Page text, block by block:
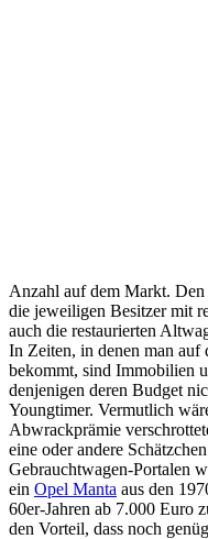
Anzahl auf dem Markt. Den
die jeweiligen Besitzer mit
auch die restaurierten
In Zeiten, in denen man auf
bekommt, sind Immobilien
denjenigen deren Budget
Youngtimer. Vermutlich
Abwrackprämie
eine oder andere
Gebrauchtwagen-Portalen
ein Opel Manta aus den
60er-Jahren ab 7.000 Euro
den Vorteil, dass noch